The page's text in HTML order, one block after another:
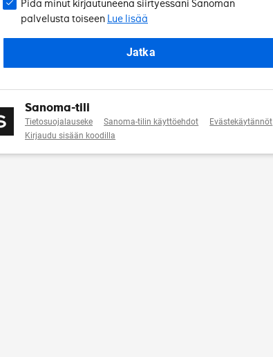
Pidä minut kirjautuneena siirtyessäni Sanoman
palvelusta toiseen Lue lisää
Jatka
Sanoma-tili
Tietosuojalauseke Sanoma-tilin käyttöehdot
Evästekäytännöt
Kirjaudu sisään koodilla